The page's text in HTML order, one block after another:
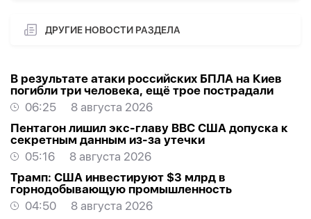
ДРУГИЕ НОВОСТИ РАЗДЕЛА
В результате атаки российских БПЛА на Киев
погибли три человека, ещё трое пострадали
06:25
8 августа 2026
Пентагон лишил экс-главу ВВС США допуска к
секретным данным из-за утечки
05:16
8 августа 2026
Трамп: США инвестируют $3 млрд в
горнодобывающую промышленность
04:50
8 августа 2026